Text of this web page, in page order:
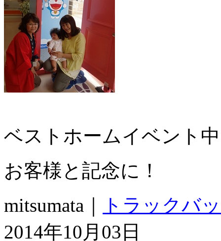
ベストホームイベント中
お客様と記念に！
mitsumata｜
トラックバ
2014年10月03日